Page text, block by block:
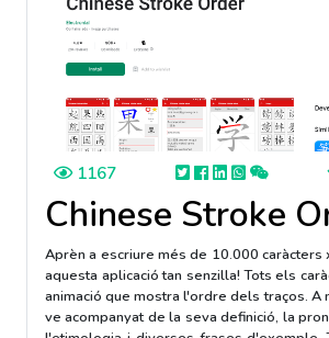
1167
Chinese Stroke
Aprèn a escriure més de 10.000 caràcters
aquesta aplicació tan senzilla! Tots els
animació que mostra l'ordre dels traços. A
ve acompanyat de la seva definició, la